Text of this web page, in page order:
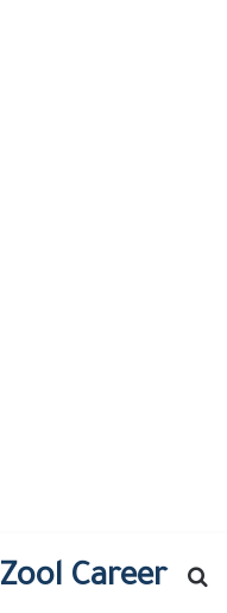
Zool Career
بحث عن